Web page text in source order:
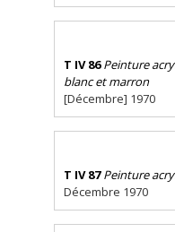
T IV 86 Peinture
blanc et marron
[Décembre] 1970
T IV 87 Peinture
Décembre 1970